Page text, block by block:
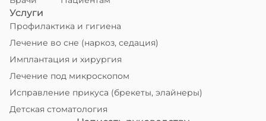
Услуги
Профилактика и гигиена
Лечение во сне (наркоз, седация)
Имплантация и хирургия
Лечение под микроскопом
Исправление прикуса (брекеты, элайнеры)
Детская стоматология